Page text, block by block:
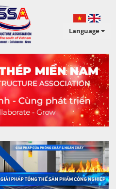
Language